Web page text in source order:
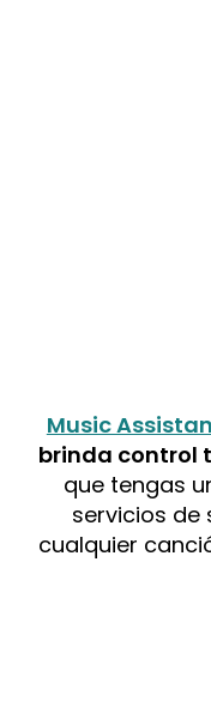
Music
brinda control
que tengas
servicios de
cualquier